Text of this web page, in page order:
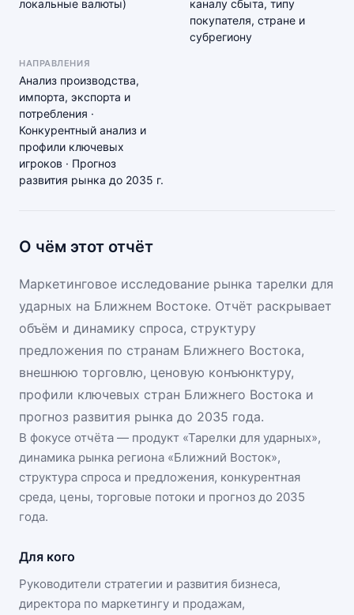
локальные валюты)
каналу сбыта, типу
покупателя, стране и
субрегиону
НАПРАВЛЕНИЯ
Анализ производства,
импорта, экспорта и
потребления ·
Конкурентный анализ и
профили ключевых
игроков · Прогноз
развития рынка до 2035 г.
О чём этот отчёт
Маркетинговое исследование рынка тарелки для
ударных на Ближнем Востоке. Отчёт раскрывает
объём и динамику спроса, структуру
предложения по странам Ближнего Востока,
внешнюю торговлю, ценовую конъюнктуру,
профили ключевых стран Ближнего Востока и
прогноз развития рынка до 2035 года.
В фокусе отчёта — продукт «Тарелки для ударных»,
динамика рынка региона «Ближний Восток»,
структура спроса и предложения, конкурентная
среда, цены, торговые потоки и прогноз до 2035
года.
Для кого
Руководители стратегии и развития бизнеса,
директора по маркетингу и продажам,